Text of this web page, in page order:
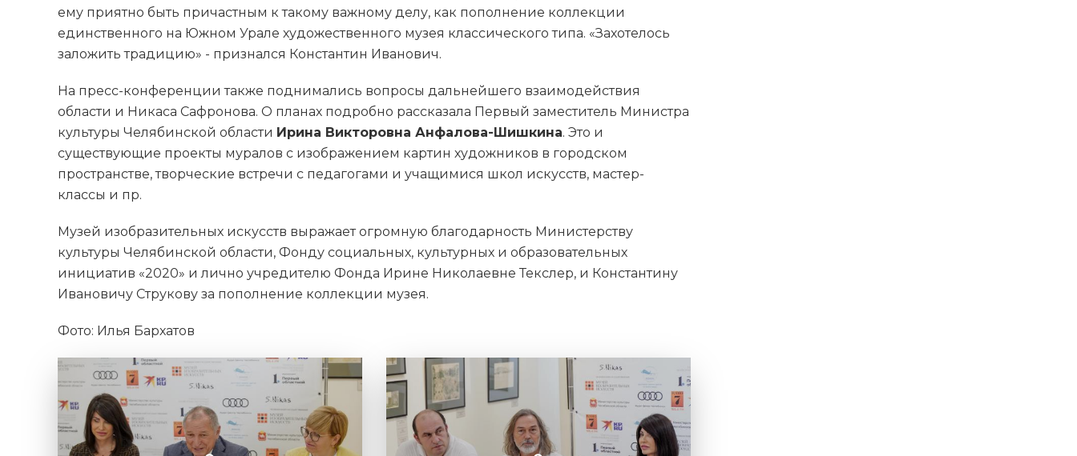
ему приятно быть причастным к такому важному делу, как пополнение коллекции
единственного на Южном Урале художественного музея классического типа. «Захотелось
заложить традицию» - признался Константин Иванович.
На пресс-конференции также поднимались вопросы дальнейшего взаимодействия
области и Никаса Сафронова. О планах подробно рассказала Первый заместитель Министра
культуры Челябинской области Ирина Викторовна Анфалова-Шишкина. Это и
существующие проекты муралов с изображением картин художников в городском
пространстве, творческие встречи с педагогами и учащимися школ искусств, мастер-
классы и пр.
Музей изобразительных искусств выражает огромную благодарность Министерству
культуры Челябинской области, Фонду социальных, культурных и образовательных
инициатив «2020» и лично учредителю Фонда Ирине Николаевне Текслер, и Константину
Ивановичу Струкову за пополнение коллекции музея.
Фото: Илья Бархатов